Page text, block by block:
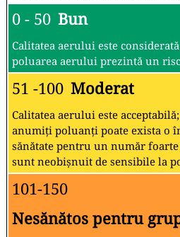
0 - 50 Bun
Calitatea aerului este
poluarea aerului prezintă un
51 -100 Moderat
Calitatea aerului este
anumiți poluanți poate exista o
sănătate pentru un număr
sunt neobișnuit de sensibile la
101-150
Nesănătos pentru